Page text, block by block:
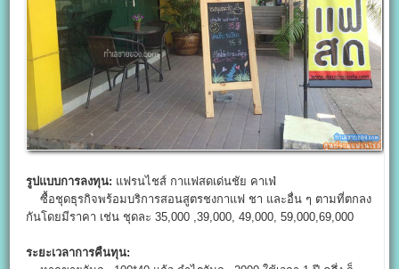
รูปแบบการลงทุน: แฟรนไชส์ กาแฟสดเด่นชัย คาเฟ่
ซื้อชุดธุรกิจพร้อมบริการสอนสูตรชงกาแฟ ชา และอื่น ๆ ตามที่ตกลง
กันโดยมีราคา เช่น ชุดละ 35,000 ,39,000, 49,000, 59,000,69,000
ระยะเวลาการคืนทุน: